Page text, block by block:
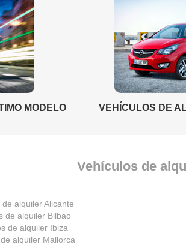
MODELO VEHÍCULOS DE
Vehículos de
alquiler Alicante
de alquiler Bilbao
de alquiler Ibiza
alquiler Mallorca